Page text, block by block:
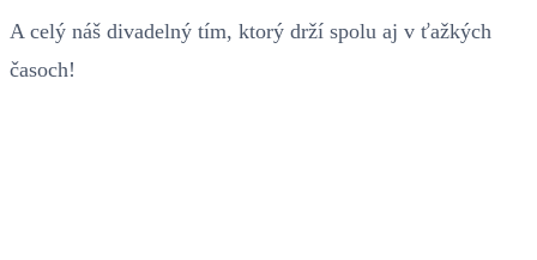
A celý náš divadelný tím, ktorý drží spolu aj v ťažkých
časoch!